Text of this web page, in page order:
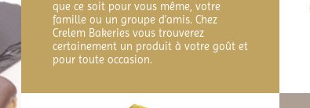
que ce soit pour vous même, votre
famille ou un groupe d’amis. Chez
Crelem Bakeries vous trouverez
certainement un produit à votre goût et
pour toute occasion.